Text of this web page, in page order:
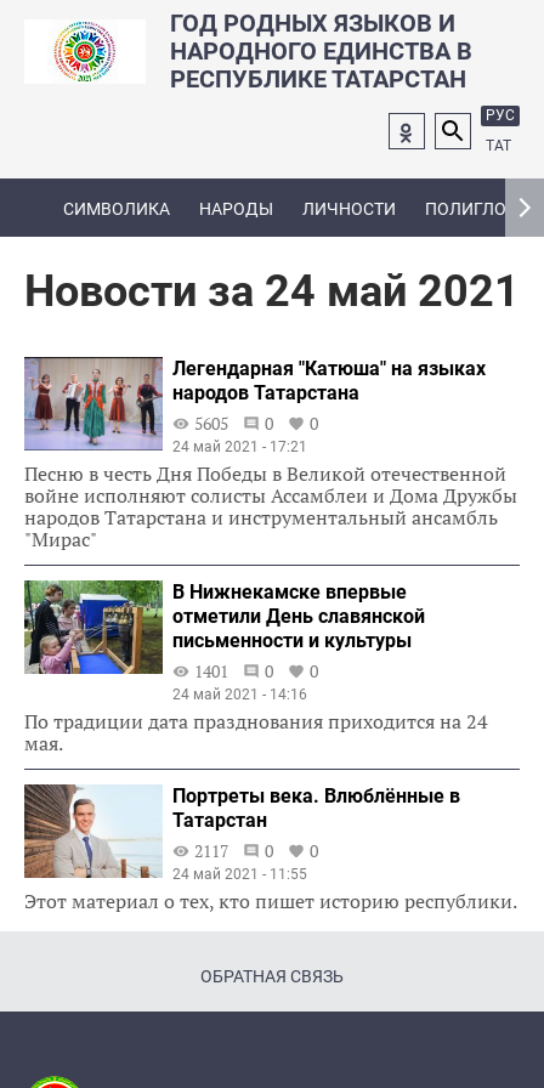
ГОД РОДНЫХ ЯЗЫКОВ И
НАРОДНОГО ЕДИНСТВА В
РЕСПУБЛИКЕ ТАТАРСТАН
РУС
ТАТ
СИМВОЛИКА НАРОДЫ ЛИЧНОСТИ ПОЛИГЛОТ
Новости за 24 май 2021
Легендарная "Катюша" на языках
народов Татарстана
5605
0 0
24 май 2021 - 17:21
Песню в честь Дня Победы в Великой отечественной
войне исполняют солисты Ассамблеи и Дома Дружбы
народов Татарстана и инструментальный ансамбль
"Мирас"
В Нижнекамске впервые
отметили День славянской
письменности и культуры
1401
0 0
24 май 2021 - 14:16
По традиции дата празднования приходится на 24
мая.
Портреты века. Влюблённые в
Татарстан
2117
0 0
24 май 2021 - 11:55
Этот материал о тех, кто пишет историю республики.
ОБРАТНАЯ СВЯЗЬ